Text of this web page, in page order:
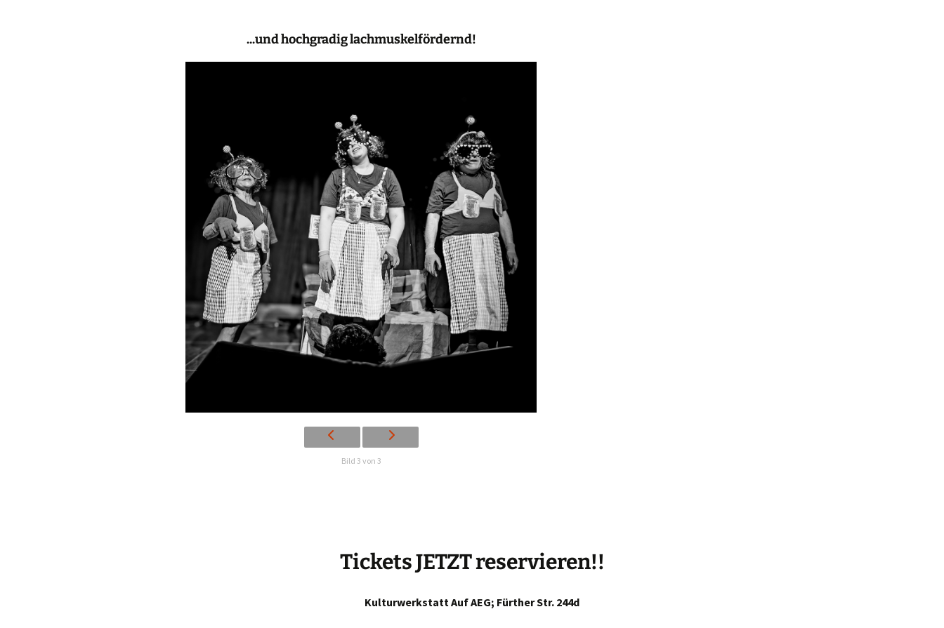
...und hochgradig lachmuskelfördernd!
Bild 3 von 3
Tickets JETZT reservieren!!
Kulturwerkstatt Auf AEG; Fürther Str. 244d